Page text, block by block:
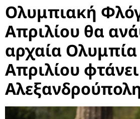
Ολυμπιακή
Απριλίου θα
αρχαία Ολυμπία
Απριλίου